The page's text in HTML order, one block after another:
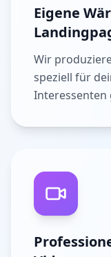
Eigene
Wir
speziell für
Interessenten